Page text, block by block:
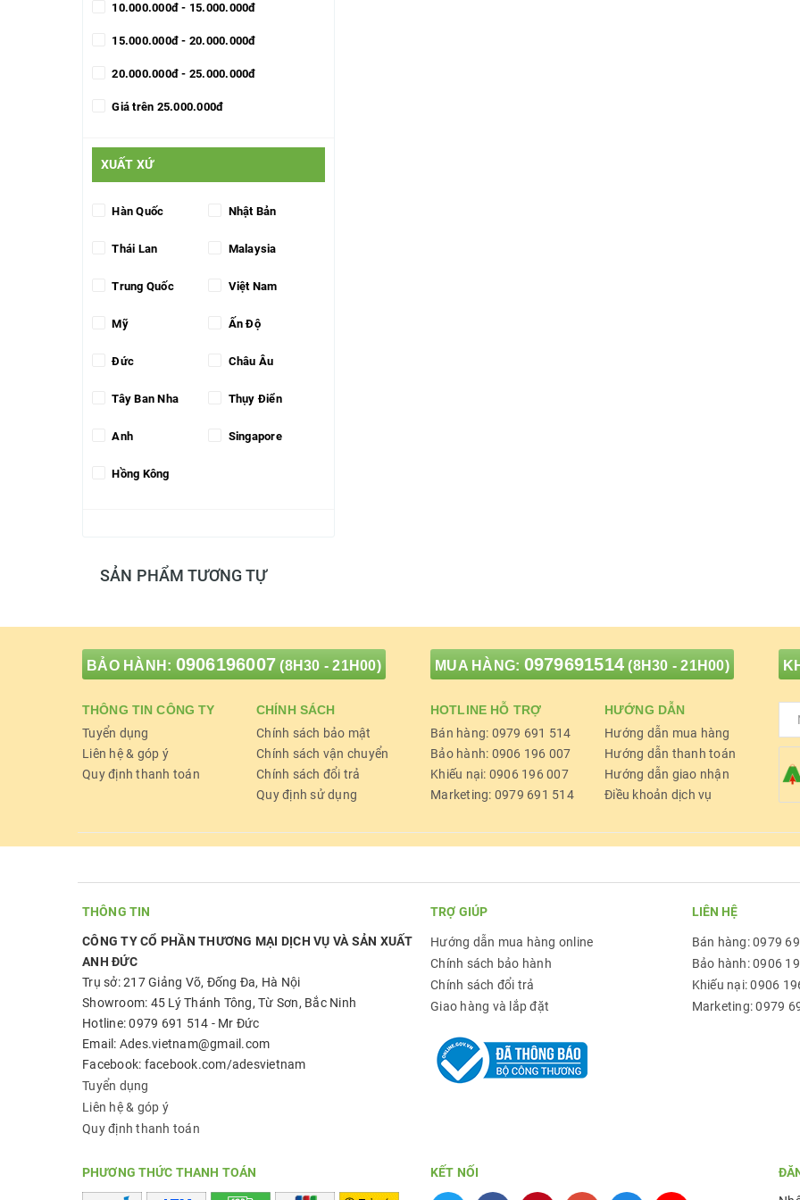
10.000.000đ - 15.000.000đ
15.000.000đ - 20.000.000đ
20.000.000đ - 25.000.000đ
Giá trên 25.000.000đ
XUẤT XỨ
Hàn Quốc Nhật Bản
Thái Lan Malaysia
Trung Quốc Việt Nam
Mỹ Ấn Độ
Đức Châu Âu
Tây Ban Nha Thụy Điển
Anh Singapore
Hồng Kông
SẢN PHẨM TƯƠNG TỰ
BẢO HÀNH: 0906196007 (8H30 - 21H00) MUA HÀNG: 0979691514 (8H30 - 21H00)
THÔNG TIN CÔNG TY
Tuyển dụng
Liên hệ & góp ý
Quy định thanh toán
CHÍNH SÁCH
Chính sách bảo mật
Chính sách vận chuyển
Chính sách đổi trả
Quy định sử dụng
HOTLINE HỖ TRỢ
Bán hàng: 0979 691 514
Bảo hành: 0906 196 007
Khiếu nại: 0906 196 007
Marketing: 0979 691 514
HƯỚNG DẪN
Hướng dẫn mua hàng
Hướng dẫn thanh toán
Hướng dẫn giao nhận
Điều khoản dịch vụ
THÔNG TIN
CÔNG TY CỔ PHẦN THƯƠNG MẠI DỊCH VỤ VÀ SẢN XUẤT
ANH ĐỨC
Trụ sở: 217 Giảng Võ, Đống Đa, Hà Nội
Showroom: 45 Lý Thánh Tông, Từ Sơn, Bắc Ninh
Hotline: 0979 691 514 - Mr Đức
Email: Ades.vietnam@gmail.com
Facebook: facebook.com/adesvietnam
Tuyển dụng
Liên hệ & góp ý
Quy định thanh toán
TRỢ GIÚP
Hướng dẫn mua hàng online
Chính sách bảo hành
Chính sách đổi trả
Giao hàng và lắp đặt
LIÊN HỆ
Bán hàng: 0979
Bảo hành: 0906
Khiếu nại: 0906
Marketing: 0979
PHƯƠNG THỨC THANH TOÁN KẾT NỐI